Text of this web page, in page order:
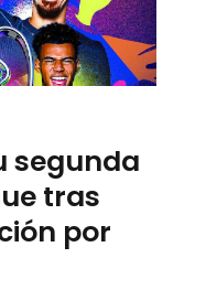
segunda
tras
por